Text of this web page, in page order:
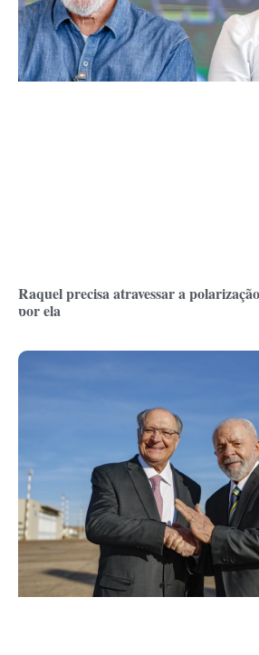
Raquel precisa atravessar a
por ela